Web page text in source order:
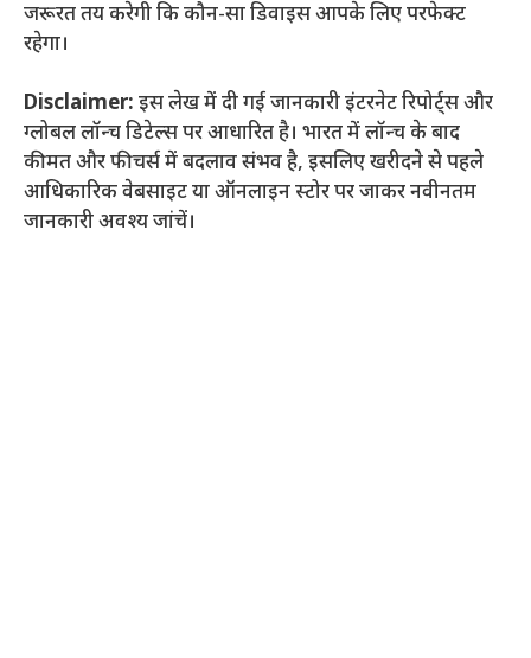
जरूरत तय करेगी कि कौन-सा डिवाइस आपके लिए परफेक्ट
रहेगा।
Disclaimer: इस लेख में दी गई जानकारी इंटरनेट रिपोर्ट्स और
ग्लोबल लॉन्च डिटेल्स पर आधारित है। भारत में लॉन्च के बाद
कीमत और फीचर्स में बदलाव संभव है, इसलिए खरीदने से पहले
आधिकारिक वेबसाइट या ऑनलाइन स्टोर पर जाकर नवीनतम
जानकारी अवश्य जांचें।